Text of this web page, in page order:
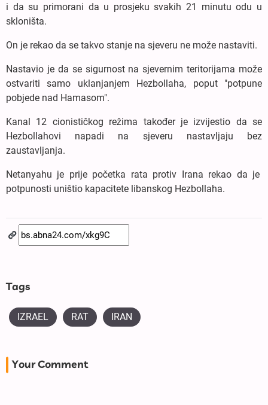
i da su primorani da u prosjeku svakih 21 minutu odu u
skloništa.
On je rekao da se takvo stanje na sjeveru ne može nastaviti.
Nastavio je da se sigurnost na sjevernim teritorijama može
ostvariti samo uklanjanjem Hezbollaha, poput "potpune
pobjede nad Hamasom".
Kanal 12 cionističkog režima također je izvijestio da se
Hezbollahovi napadi na sjeveru nastavljaju bez
zaustavljanja.
Netanyahu je prije početka rata protiv Irana rekao da je
potpunosti uništio kapacitete libanskog Hezbollaha.
Tags
IZRAEL RAT IRAN
Your Comment